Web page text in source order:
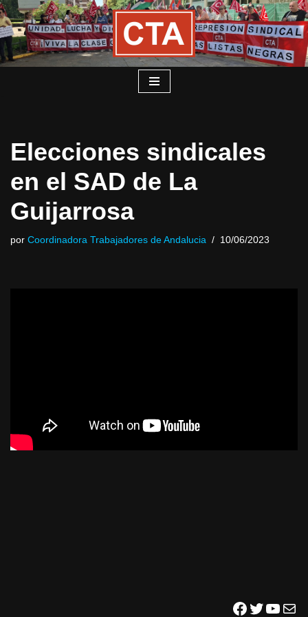
Saltar
al
contenido
Elecciones sindicales
en el SAD de La
Guijarrosa
por Coordinadora Trabajadores de Andalucia 10/06/2023